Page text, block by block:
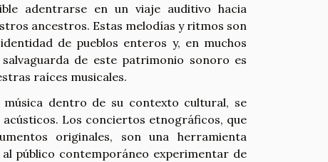
adentrarse en un viaje auditivo hacia
ancestros. Estas melodías y ritmos son
de pueblos enteros y, en muchos
de este patrimonio sonoro es
raíces musicales.
dentro de su contexto cultural, se
Los conciertos etnográficos, que
originales, son una herramienta
público contemporáneo experimentar de